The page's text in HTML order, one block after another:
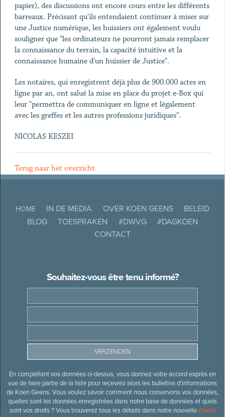
papier), des discussions ont encore cours entre les différents
barreaux. Précisant qu'ils entendaient continuer à miser sur
une Justice numérique, les huissiers ont également voulu
souligner que "les ordinateurs ne pourront jamais remplacer
la connaissance du terrain, la capacité intuitive et la
connaissance humaine d'un huissier de Justice".
Les notaires, qui enregistrent déjà plus de 900.000 actes en
ligne par an, ont salué la mise en place du projet e-Box qui
leur "permettra de communiquer en ligne et légalement
avec les greffes et les autres professions juridiques".
NICOLAS KESZEI
Terug naar het overzicht
HOME IN DE MEDIA OVER KOEN GEENS
BELEID
BLOG
TOESPRAKEN #DWVG
#DAGKOEN
CONTACT
Souhaitez-vous être tenu informé?
En complétant vos données ci-dessus, vous donnez votre accord exprès en
vue de faire partie de la liste pour recevrez alors les bulletins d’informations
de Koen Geens. Vous voulez savoir comment nous conservons vos données,
quelles sont les données enregistrées dans notre base de données et quels
sont vos droits ? Vous trouverez tous les détails dans notre nouvellecharte